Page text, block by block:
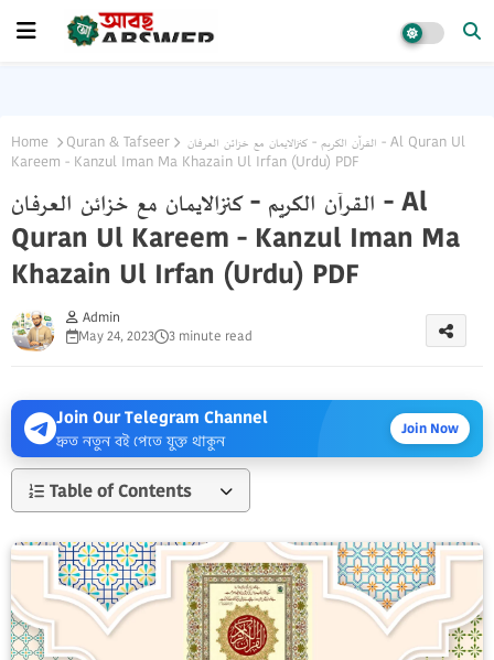
Home Quran & Tafseer
Kareem - Kanzul Iman Ma Khazain Ul Irfan (Urdu) PDF
القرآن الکریم - کنزالایمان مع خزائن العرفان - Al
Quran Ul Kareem - Kanzul Iman Ma
Khazain Ul Irfan (Urdu) PDF
Admin
May 24, 2023
3 minute read
Join Our Telegram Channel
দ্রুত নতুন বই পেতে যুক্ত থাকুন
Join Now
Table of Contents